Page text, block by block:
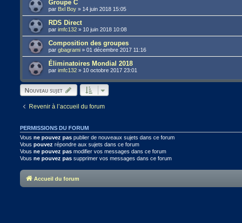
Groupe C
par Bxl Boy » 14 juin 2018 15:05
RDS Direct
parimfc132 » 10 juin 2018 10:08
Composition des groupes
pargbagrami »01 décembre 2017 11:16
Éliminatoires Mondial 2018
parimfc132 » 10 octobre 2017 23:01
Nouveau sujet
Revenir à l’accueil du forum
PERMISSIONS DU FORUM
Vousne pouvez pas publier de nouveaux sujets dans ce forum
Vouspouvez répondre aux sujets dans ce forum
Vousne pouvez pas modifier vos messages dans ce forum
Vousne pouvez pas supprimer vos messages dans ce forum
Accueil du forum